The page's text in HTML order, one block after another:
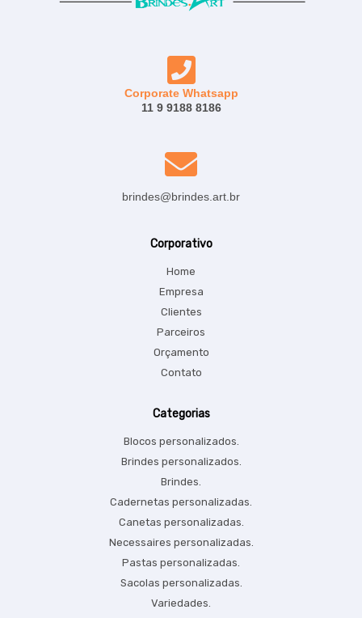
Corporate Whatsapp
11 9 9188 8186
brindes@brindes.art.br
Corporativo
Home
Empresa
Clientes
Parceiros
Orçamento
Contato
Categorias
Blocos personalizados.
Brindes personalizados.
Brindes.
Cadernetas personalizadas.
Canetas personalizadas.
Necessaires personalizadas.
Pastas personalizadas.
Sacolas personalizadas.
Variedades.